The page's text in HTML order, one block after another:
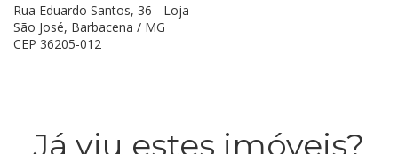
Rua Eduardo Santos, 36 - Loja
São José, Barbacena / MG
CEP 36205-012
Já viu estes imóveis?